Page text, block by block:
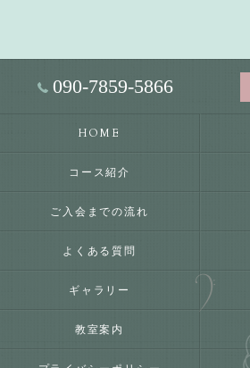
090-7859-5866
HOME
コース紹介
ご入会までの流れ
よくある質問
ギャラリー
教室案内